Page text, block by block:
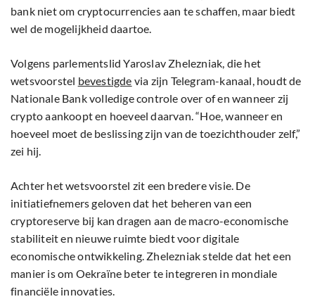
bank niet om cryptocurrencies aan te schaffen, maar biedt
wel de mogelijkheid daartoe.
Volgens parlementslid Yaroslav Zhelezniak, die het
wetsvoorstel bevestigde via zijn Telegram-kanaal, houdt de
Nationale Bank volledige controle over of en wanneer zij
crypto aankoopt en hoeveel daarvan. “Hoe, wanneer en
hoeveel moet de beslissing zijn van de toezichthouder zelf,”
zei hij.
Achter het wetsvoorstel zit een bredere visie. De
initiatiefnemers geloven dat het beheren van een
cryptoreserve bij kan dragen aan de macro-economische
stabiliteit en nieuwe ruimte biedt voor digitale
economische ontwikkeling. Zhelezniak stelde dat het een
manier is om Oekraïne beter te integreren in mondiale
financiële innovaties.